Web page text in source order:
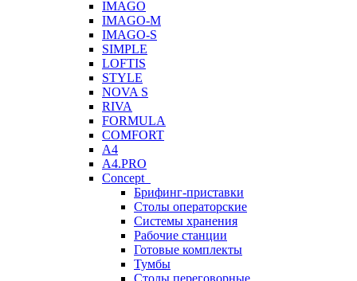
IMAGO
IMAGO-M
IMAGO-S
SIMPLE
LOFTIS
STYLE
NOVA S
RIVA
FORMULA
COMFORT
A4
A4.PRO
Concept
Брифинг-приставки
Столы операторские
Системы хранения
Рабочие станции
Готовые комплекты
Тумбы
Столы переговорные